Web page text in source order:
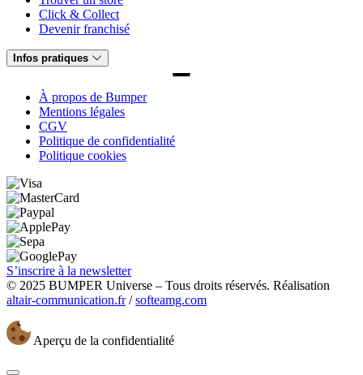
Click & Collect
Devenir franchisé
Infos pratiques
À propos de Bumper
Mentions légales
CGV
Politique de confidentialité
Politique cookies
S’inscrire à la newsletter
© 2025 BUMPER Universe – Tous droits réservés. Réalisation
altair-communication.fr/softeamg.com
Aperçu de la confidentialité